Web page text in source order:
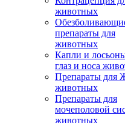
животных
препараты для
животных
Капли и
глаз и носа
Препараты для
животных
Препараты для
мочеполовой
животных